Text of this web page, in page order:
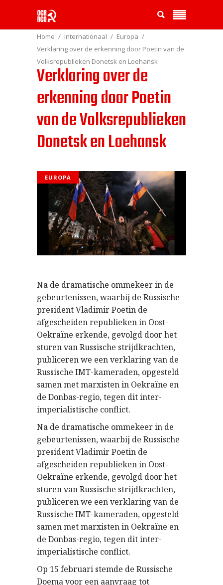
Home Internationaal
Europa
Verklaring over de erkenning door Poetin van de
Volksrepublieken Donetsk en Loehansk
Verklaring over de
erkenning door Poetin
van de Volksrepublieken
Donetsk en Loehansk
EUROPA
Na de dramatische ommekeer in de
gebeurtenissen, waarbij de Russische
president Vladimir Poetin de
afgescheiden republieken in Oost-
Oekraïne erkende, gevolgd door het
sturen van Russische strijdkrachten,
publiceren we een verklaring van de
Russische IMT-kameraden, opgesteld
samen met marxisten in Oekraïne en
de Donbas-regio, tegen dit inter-
imperialistische conflict.
Na de dramatische ommekeer in de
gebeurtenissen, waarbij de Russische
president Vladimir Poetin de
afgescheiden republieken in Oost-
Oekraïne erkende, gevolgd door het
sturen van Russische strijdkrachten,
publiceren we een verklaring van de
Russische IMT-kameraden, opgesteld
samen met marxisten in Oekraïne en
de Donbas-regio, tegen dit inter-
imperialistische conflict.
Op 15 februari stemde de Russische
Doema voor een aanvraag tot